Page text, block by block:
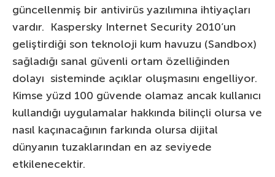
güncellenmiş bir antivirüs yazılımına ihtiyaçları
vardır. Kaspersky Internet Security 2010’un
geliştirdiği son teknoloji kum havuzu (Sandbox)
sağladığı sanal güvenli ortam özelliğinden
dolayı sisteminde açıklar oluşmasını engelliyor.
Kimse yüzd 100 güvende olamaz ancak kullanıcı
kullandığı uygulamalar hakkında bilinçli olursa ve
nasıl kaçınacağının farkında olursa dijital
dünyanın tuzaklarından en az seviyede
etkilenecektir.